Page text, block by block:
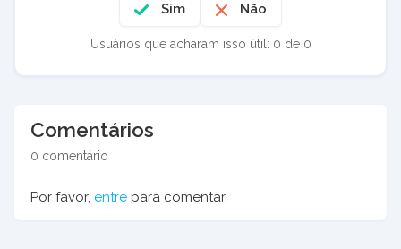
Sim Não
Usuários que acharam isso útil: 0 de 0
Comentários
0 comentário
Por favor, entre para comentar.